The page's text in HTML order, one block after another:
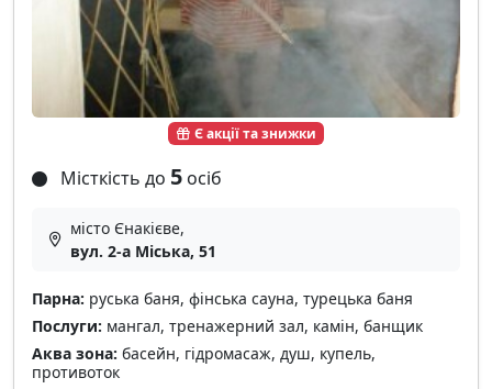
Є акції та знижки
Місткість до 5 осіб
місто Єнакієве,
вул. 2-а Міська, 51
Парна: руська баня, фінська сауна, турецька баня
Послуги: мангал, тренажерний зал, камін, банщик
Аква зона: басейн, гідромасаж, душ, купель,
противоток